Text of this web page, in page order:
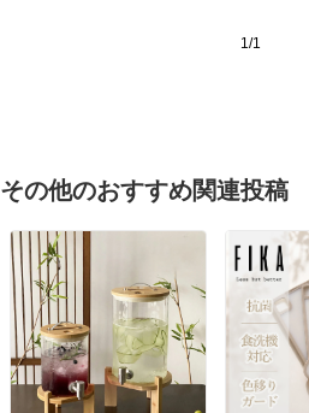
1/1
その他のおすすめ関連投稿